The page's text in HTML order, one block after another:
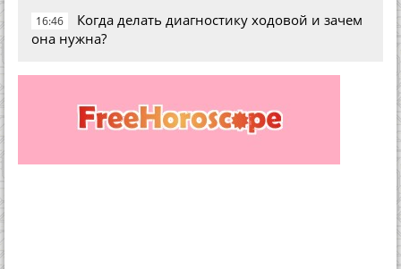
16:46
Когда делать диагностику ходовой и зачем
она нужна?